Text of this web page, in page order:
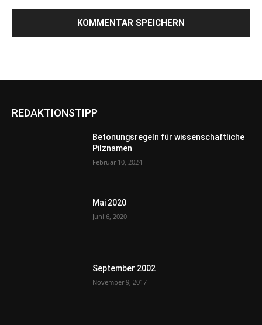
REDAKTIONSTIPP
Betonungsregeln für wissenschaftliche
Pilznamen
Februar 10, 2024
Mai 2020
Juni 6, 2020
September 2002
November 9, 2017